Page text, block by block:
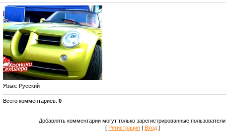
Язык: Русский
Всего комментариев: 0
Добавлять комментарии могут только зарегистрированные пользователи.
[ Регистрация Вход ]